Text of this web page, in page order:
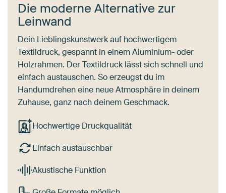
Die moderne Alternative zur
Leinwand
Dein Lieblingskunstwerk auf hochwertigem
Textildruck, gespannt in einem Aluminium- oder
Holzrahmen. Der Textildruck lässt sich schnell und
einfach austauschen. So erzeugst du im
Handumdrehen eine neue Atmosphäre in deinem
Zuhause, ganz nach deinem Geschmack.
Hochwertige Druckqualität
Einfach austauschbar
Akustische Funktion